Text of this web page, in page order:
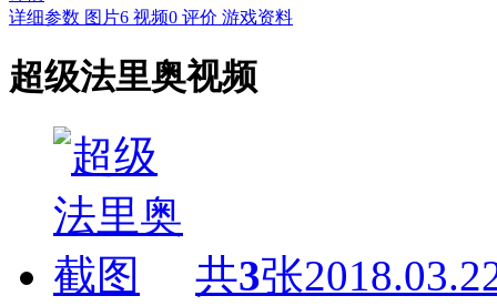
详细参数 图片6 视频0 评价 游戏资料
超级法里奥视频
共3张